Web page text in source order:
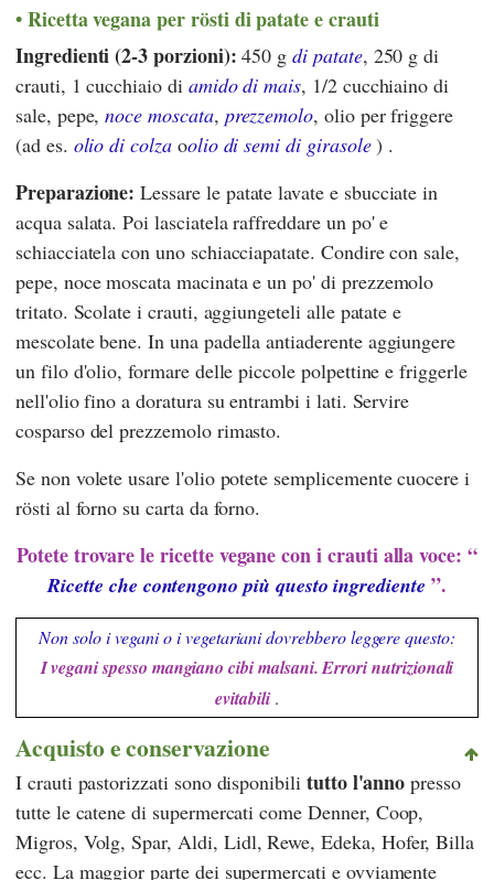
Ricetta vegana per rösti di patate e crauti
Ingredienti (2-3 porzioni): 450 gdi patate, 250 g di
crauti, 1 cucchiaio di amido di mais, 1/2 cucchiaino di
sale, pepe,noce moscata, prezzemolo, olio per friggere
(ad es. olio di colzaoolio di semi di girasole) .
Preparazione: Lessare le patate lavate e sbucciate in
acqua salata. Poi lasciatela raffreddare un po' e
schiacciatela con uno schiacciapatate. Condire con sale,
pepe, noce moscata macinata e un po' di prezzemolo
tritato. Scolate i crauti, aggiungeteli alle patate e
mescolate bene. In una padella antiaderente aggiungere
un filo d'olio, formare delle piccole polpettine e friggerle
nell'olio fino a doratura su entrambi i lati. Servire
cosparso del prezzemolo rimasto.
Se non volete usare l'olio potete semplicemente cuocere i
rösti al forno su carta da forno.
Potete trovare le ricette vegane con i crauti alla voce: “
Ricette che contengono più questo ingrediente ”.
Non solo i vegani o i vegetariani dovrebbero leggere questo:
I vegani spesso mangiano cibi malsani. Errori nutrizionali
evitabili.
Acquisto e conservazione
I crauti pastorizzati sono disponibili tutto l'anno presso
tutte le catene di supermercati comeDenner, Coop,
Migros, Volg,Spar, Aldi, Lidl,Rewe,Edeka, Hofer,Billa
ecc. La maggior parte dei supermercati e ovviamente